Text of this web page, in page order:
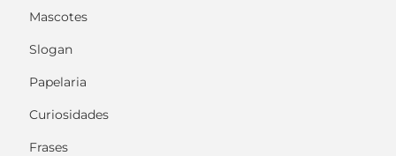
Mascotes
Slogan
Papelaria
Curiosidades
Frases